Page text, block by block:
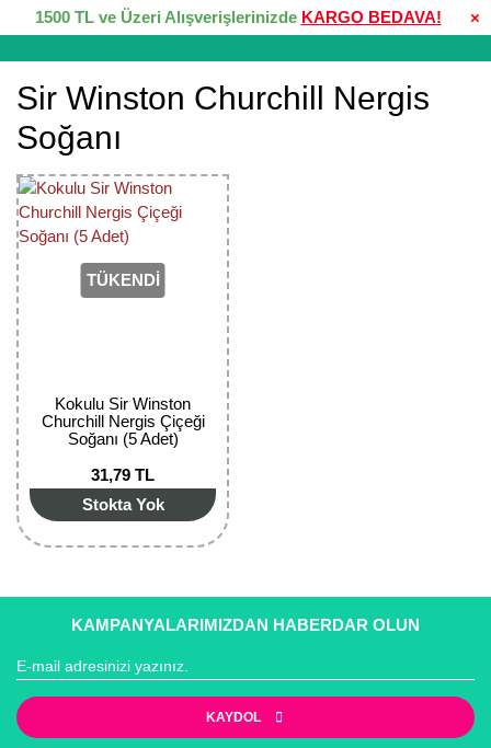
×
1500 TL ve Üzeri Alışverişlerinizde KARGO BEDAVA!
Sir Winston Churchill Nergis
Soğanı
TÜKENDİ
Kokulu Sir Winston
Churchill Nergis Çiçeği
Soğanı (5 Adet)
31,79 TL
Stokta Yok
KAMPANYALARIMIZDAN HABERDAR OLUN
KAYDOL